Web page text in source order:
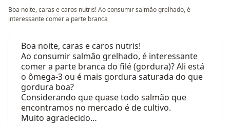
Boa noite, caras e caros nutris! Ao consumir salmão grelhado, é
interessante comer a parte branca
Boa noite, caras e caros nutris!
Ao consumir salmão grelhado, é interessante
comer a parte branca do filé (gordura)? Ali está
o ômega-3 ou é mais gordura saturada do que
gordura boa?
Considerando que quase todo salmão que
encontramos no mercado é de cultivo.
Muito agradecido…